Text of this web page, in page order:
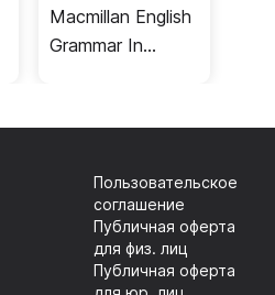
Macmillan English
Grammar In
+ ответы
Пользовательское
соглашение
Публичная оферта
для физ. лиц
Публичная оферта